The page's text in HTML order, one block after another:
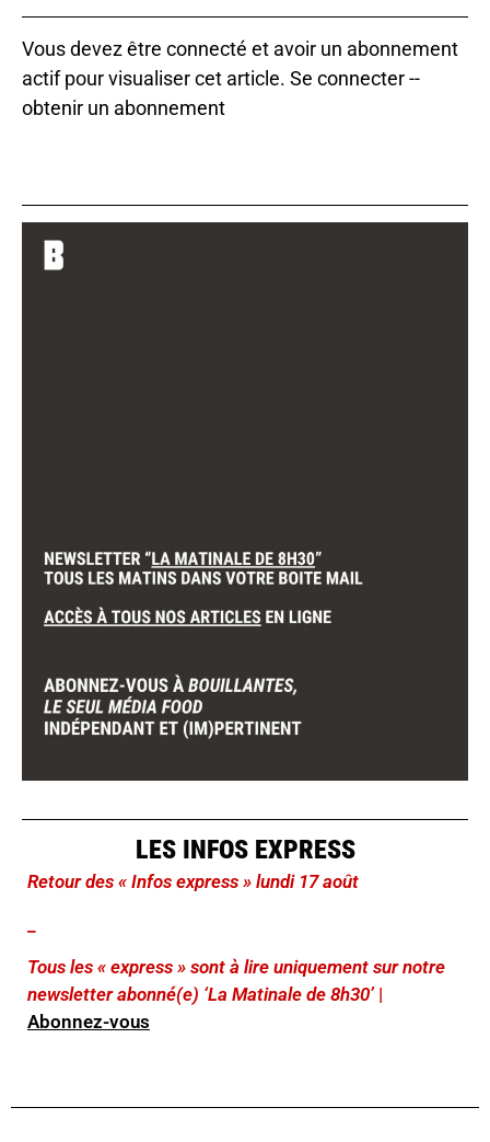
Vous devez être connecté et avoir un abonnement
actif pour visualiser cet article. Se connecter--
obtenir un abonnement
LES INFOS EXPRESS
Retour des « Infos express » lundi 17 août
Tous les « express » sont à lire uniquement sur notre
newsletter abonné(e) ‘La Matinale de 8h30’ |
Abonnez-vous